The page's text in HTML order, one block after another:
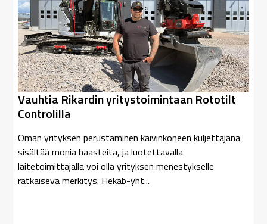
Vauhtia Rikardin yritystoimintaan Rototilt
Controlilla
Oman yrityksen perustaminen kaivinkoneen kuljettajana
sisältää monia haasteita, ja luotettavalla
laitetoimittajalla voi olla yrityksen menestykselle
ratkaiseva merkitys. Hekab-yht...